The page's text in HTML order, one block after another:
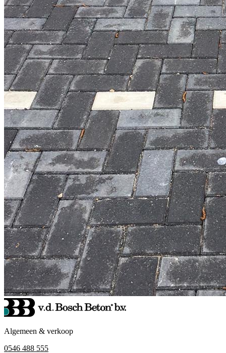
Algemeen & verkoop
0546 488 555